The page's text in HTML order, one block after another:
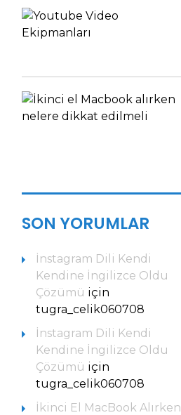
SON YORUMLAR
İnstagram Dili Kendi
Kendine İngilizce Oldu
Çözümü için
tugra_celik060708
İnstagram Dili Kendi
Kendine İngilizce Oldu
Çözümü için
tugra_celik060708
İkinci El MacBook Alırken